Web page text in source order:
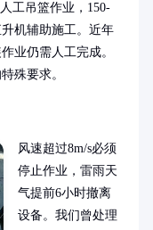
工吊篮作业，150-
机辅助施工。近年
业仍需人工完成。
殊要求。
风速超过8m/s必须
停止作业，雷雨天
气提前6小时撤离
设备。我们曾处理